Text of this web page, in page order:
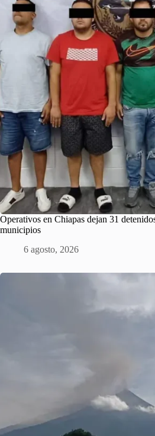
Operativos en Chiapas dejan 31
municipios
6 agosto, 2026